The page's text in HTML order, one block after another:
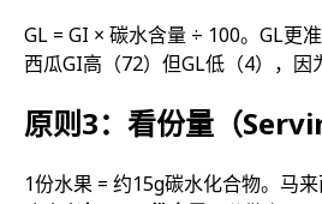
GL = GI × 碳水含量 ÷ 100。GL更
西瓜GI高（72）但GL低（4），因
原则3：看份量（
1份水果 = 约15g碳水化合物。马